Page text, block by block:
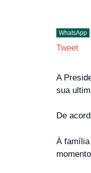
WhatsApp
Tweet
A
sua
De
À